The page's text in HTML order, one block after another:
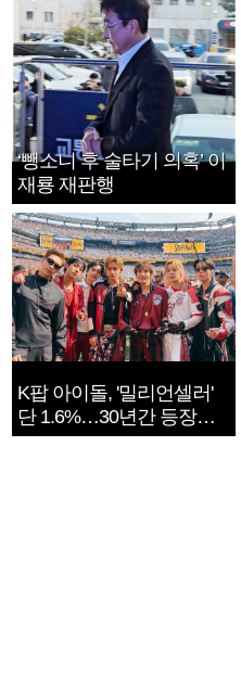
‘뺑소니 후 술타기 의혹’ 이
재룡 재판행
K팝 아이돌, '밀리언셀러'
단 1.6%…30년간 등장
1182개팀 전수조사